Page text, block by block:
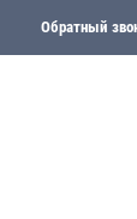
Обратный